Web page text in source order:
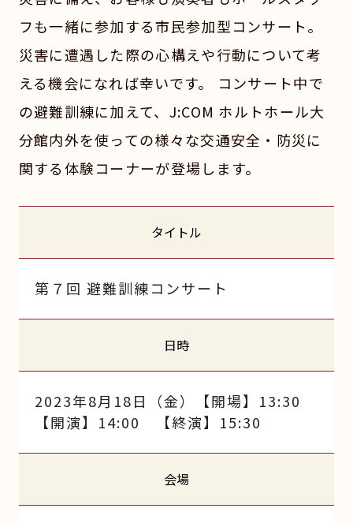
フも一緒に参加する市民参加型コンサート。
災害に遭遇した際の心構えや行動について考
える機会になれば幸いです。 コンサート中で
の避難訓練に加えて、J:COM ホルトホール大
分館内外を使っての様々な交通安全・防災に
関する体験コーナーが登場します。
タイトル
第７回 避難訓練コンサート
日時
2023年8月18日（金）【開場】13:30
【開演】14:00 【終演】15:30
会場